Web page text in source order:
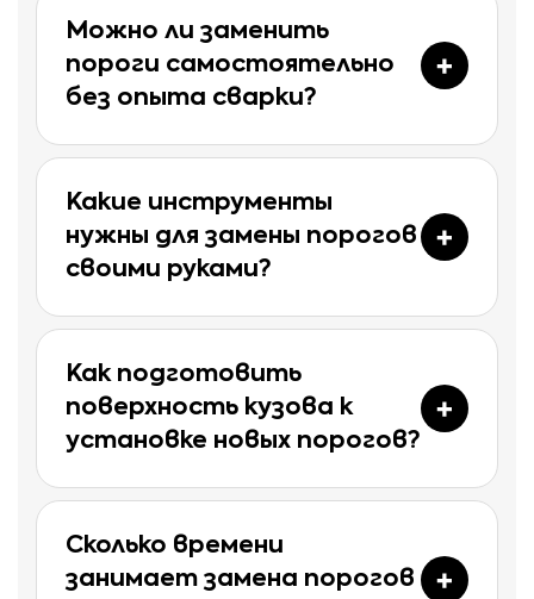
Можно ли заменить
пороги самостоятельно
без опыта сварки?
Какие инструменты
нужны для замены порогов
своими руками?
Как подготовить
поверхность кузова к
установке новых порогов?
Сколько времени
занимает замена порогов